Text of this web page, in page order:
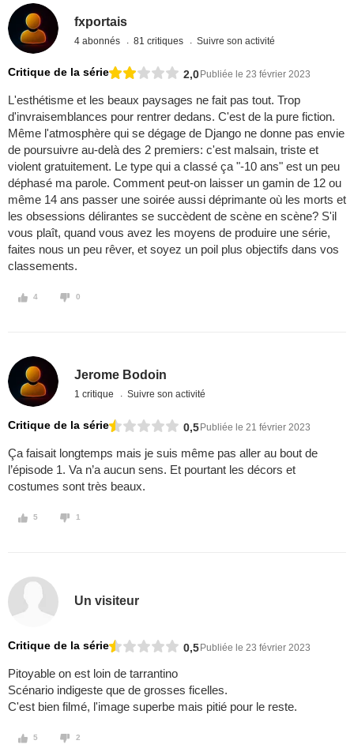
fxportais
4 abonnés 81 critiques Suivre son activité
Critique de la série 2,0 Publiée le 23 février 2023
L'esthétisme et les beaux paysages ne fait pas tout. Trop
d'invraisemblances pour rentrer dedans. C'est de la pure fiction.
Même l'atmosphère qui se dégage de Django ne donne pas envie
de poursuivre au-delà des 2 premiers: c'est malsain, triste et
violent gratuitement. Le type qui a classé ça "-10 ans" est un peu
déphasé ma parole. Comment peut-on laisser un gamin de 12 ou
même 14 ans passer une soirée aussi déprimante où les morts et
les obsessions délirantes se succèdent de scène en scène? S'il
vous plaît, quand vous avez les moyens de produire une série,
faites nous un peu rêver, et soyez un poil plus objectifs dans vos
classements.
4 0
Jerome Bodoin
1 critique Suivre son activité
Critique de la série 0,5 Publiée le 21 février 2023
Ça faisait longtemps mais je suis même pas aller au bout de
l’épisode 1. Va n’a aucun sens. Et pourtant les décors et
costumes sont très beaux.
5 1
Un visiteur
Critique de la série 0,5 Publiée le 23 février 2023
Pitoyable on est loin de tarrantino
Scénario indigeste que de grosses ficelles.
C'est bien filmé, l'image superbe mais pitié pour le reste.
5 2